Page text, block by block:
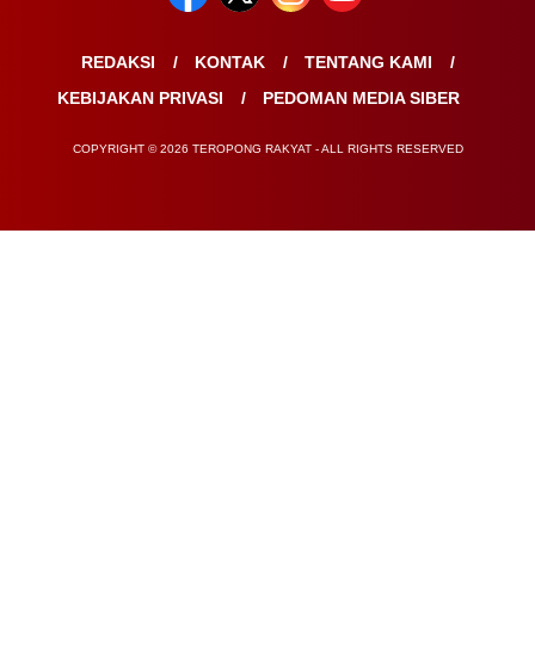
REDAKSI KONTAK
TENTANG KAMI
KEBIJAKAN PRIVASI
PEDOMAN MEDIA SIBER
COPYRIGHT © 2026 TEROPONG RAKYAT - ALL RIGHTS RESERVED